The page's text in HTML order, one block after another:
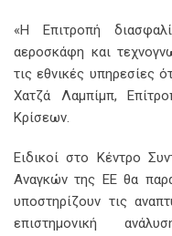
«Η Επιτροπή
αεροσκάφη και
τις εθνικές υπηρεσίες
Χατζά Λαμπίμπ,
Κρίσεων.
Eιδικοί στο Κέντρο
Αναγκών της ΕΕ θα
υποστηρίζουν τις
επιστημονική